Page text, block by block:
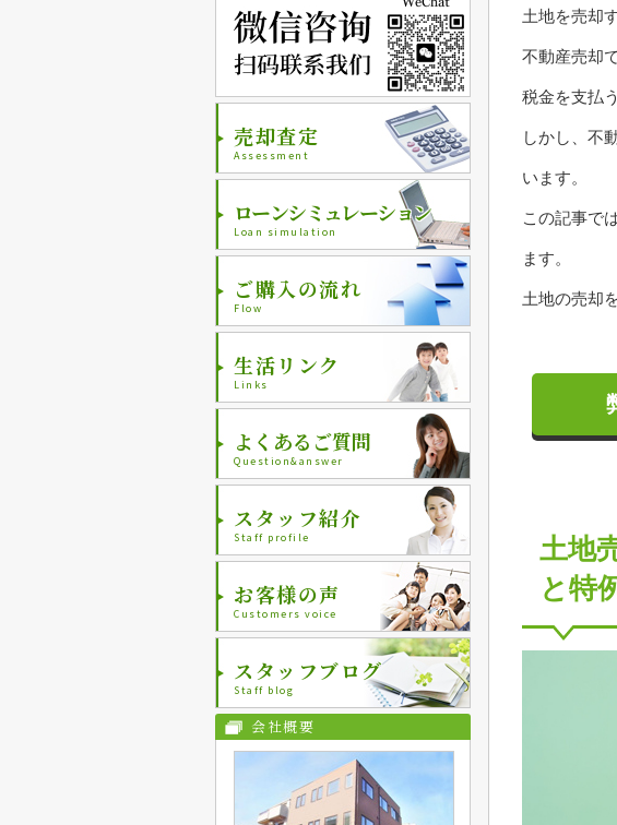
土地を売却
不動産売却
税金を支払
しかし、不
います。
この記事で
ます。
土地の売却
土地
と特
売却査定
Assessment
ローンシミュレーション
Loan simulation
ご購入の流れ
Flow
生活リンク
Links
よくあるご質問
Question&answer
スタッフ紹介
Staff profile
お客様の声
Customers voice
スタッフブログ
Staff blog
会社概要